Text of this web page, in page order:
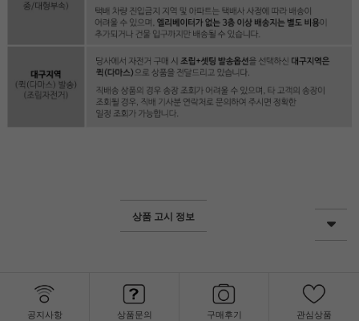
상품 고시 정보
공지사항 상품문의 구매후기 관심상품